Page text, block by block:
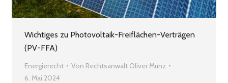
Wichtiges zu Photovoltaik-Freiflächen-Verträgen
(PV-FFA)
Energierecht Von Rechtsanwalt Oliver Munz
6. Mai 2024